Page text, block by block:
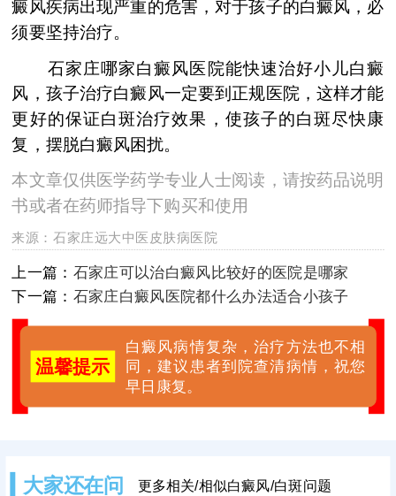
癜风疾病出现严重的危害，对于孩子的白癜风，必
须要坚持治疗。
石家庄哪家白癜风医院能快速治好小儿白癜
风，孩子治疗白癜风一定要到正规医院，这样才能
更好的保证白斑治疗效果，使孩子的白斑尽快康
复，摆脱白癜风困扰。
本文章仅供医学药学专业人士阅读，请按药品说明
书或者在药师指导下购买和使用
来源：石家庄远大中医皮肤病医院
上一篇： 石家庄可以治白癜风比较好的医院是哪家
下一篇： 石家庄白癜风医院都什么办法适合小孩子
温馨提示
白癜风病情复杂，治疗方法也不相
同，建议患者到院查清病情，祝您
早日康复。
大家还在问 更多相关/相似白癜风/白斑问题